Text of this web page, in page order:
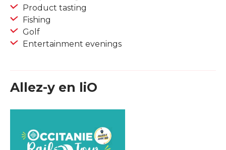
Product tasting
Fishing
Golf
Entertainment evenings
Allez-y en liO